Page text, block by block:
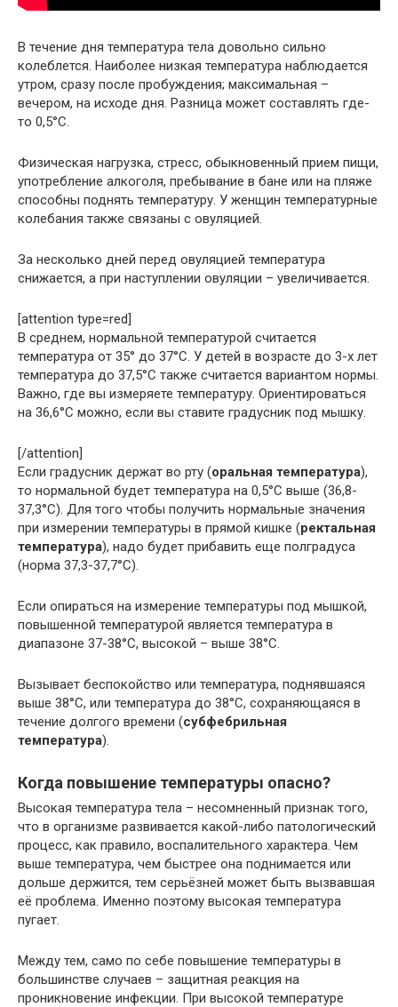
В течение дня температура тела довольно сильно
колеблется. Наиболее низкая температура наблюдается
утром, сразу после пробуждения; максимальная –
вечером, на исходе дня. Разница может составлять где-
то 0,5°C.
Физическая нагрузка, стресс, обыкновенный прием пищи,
употребление алкоголя, пребывание в бане или на пляже
способны поднять температуру. У женщин температурные
колебания также связаны с овуляцией.
За несколько дней перед овуляцией температура
снижается, а при наступлении овуляции – увеличивается.
[attention type=red]
В среднем, нормальной температурой считается
температура от 35° до 37°C. У детей в возрасте до 3-х лет
температура до 37,5°C также считается вариантом нормы.
Важно, где вы измеряете температуру. Ориентироваться
на 36,6°C можно, если вы ставите градусник под мышку.
[/attention]
Если градусник держат во рту (оральная температура),
то нормальной будет температура на 0,5°C выше (36,8-
37,3°C). Для того чтобы получить нормальные значения
при измерении температуры в прямой кишке (ректальная
температура), надо будет прибавить еще полградуса
(норма 37,3-37,7°C).
Если опираться на измерение температуры под мышкой,
повышенной температурой является температура в
диапазоне 37-38°C, высокой – выше 38°C.
Вызывает беспокойство или температура, поднявшаяся
выше 38°C, или температура до 38°C, сохраняющаяся в
течение долгого времени (субфебрильная
температура).
Когда повышение температуры опасно?
Высокая температура тела – несомненный признак того,
что в организме развивается какой-либо патологический
процесс, как правило, воспалительного характера. Чем
выше температура, чем быстрее она поднимается или
дольше держится, тем серьёзней может быть вызвавшая
её проблема. Именно поэтому высокая температура
пугает.
Между тем, само по себе повышение температуры в
большинстве случаев – защитная реакция на
проникновение инфекции. При высокой температуре